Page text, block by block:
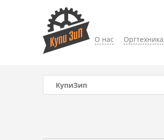
О нас Оргтехника
КупиЗип